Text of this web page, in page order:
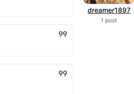
dreamer1897
1 post